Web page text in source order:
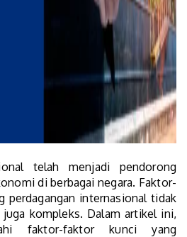
telah menjadi pendorong
di berbagai negara. Faktor-
perdagangan internasional tidak
kompleks. Dalam artikel ini,
faktor-faktor kunci yang